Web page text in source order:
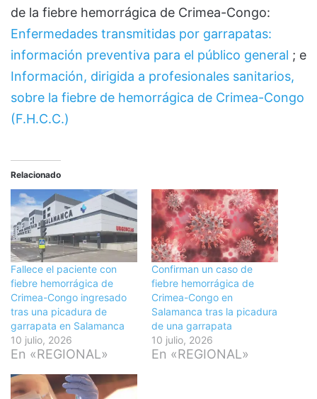
de la fiebre hemorrágica de Crimea-Congo:
Enfermedades transmitidas por garrapatas:
información preventiva para el público general ; e
Información, dirigida a profesionales sanitarios,
sobre la fiebre de hemorrágica de Crimea-Congo
(F.H.C.C.)
Relacionado
Fallece el paciente con
fiebre hemorrágica de
Crimea-Congo ingresado
tras una picadura de
garrapata en Salamanca
10 julio, 2026
En «REGIONAL»
Confirman un caso de
fiebre hemorrágica de
Crimea-Congo en
Salamanca tras la picadura
de una garrapata
10 julio, 2026
En «REGIONAL»